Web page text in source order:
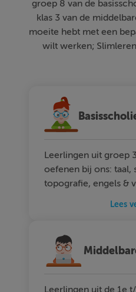
groep 8 van de
klas 3 van de
moeite hebt met een
wilt werken;
Leerlingen uit groep
oefenen bij ons: taal,
topografie, engels &
Lees
Leerlingen uit de 1e